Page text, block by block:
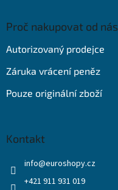
Proč nakupovat od nás
Autorizovaný prodejce
Záruka vrácení peněz
Pouze originální zboží
Kontakt
info@euroshopy.cz
+421 911 931 019